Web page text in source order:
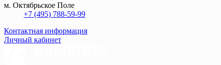
м. Октябрьское Поле
+7 (495) 788-59-99
Контактная информация
Личный кабинет